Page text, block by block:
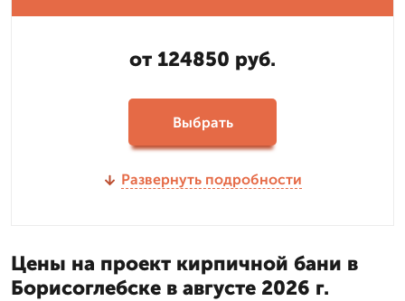
от 124850 руб.
Выбрать
Развернуть подробности
Цены на проект кирпичной бани в
Борисоглебске в августе 2026 г.